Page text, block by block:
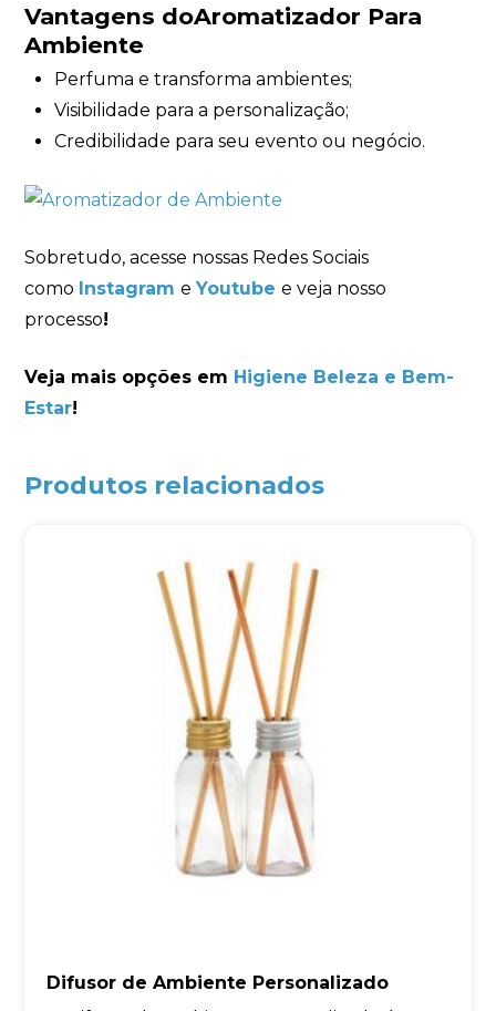
Vantagens doAromatizador Para
Ambiente
Perfuma e transforma ambientes;
Visibilidade para a personalização;
Credibilidade para seu evento ou negócio.
Sobretudo, acesse nossas Redes Sociais
como Instagram eYoutube e veja nosso
processo!
Veja mais opções em Higiene Beleza e Bem-
Estar!
Produtos relacionados
Difusor de Ambiente Personalizado